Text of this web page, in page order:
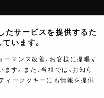
たサービスを提供するた
います。
ーマンス改善、お客様に提唱す
す。また、当社では、お知ら
ィークッキーにも情報を提供